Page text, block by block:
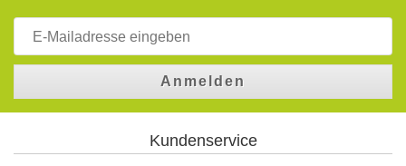
Anmelden
Kundenservice